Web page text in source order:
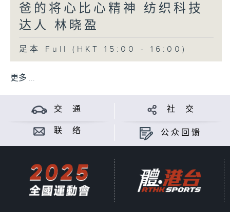
爸的将心比心精神 纺织科技
达人 林晓盈
足本 Full (HKT 15:00 - 16:00)
更多 ...
交 通 社 交
联 络 公众回馈